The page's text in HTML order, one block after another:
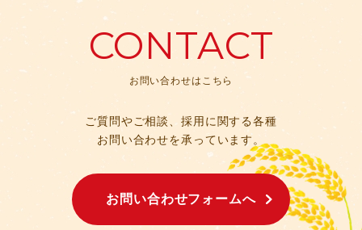
CONTACT
お問い合わせはこちら
ご質問やご相談、採用に関する各種
お問い合わせを承っています。
お問い合わせフォームへ